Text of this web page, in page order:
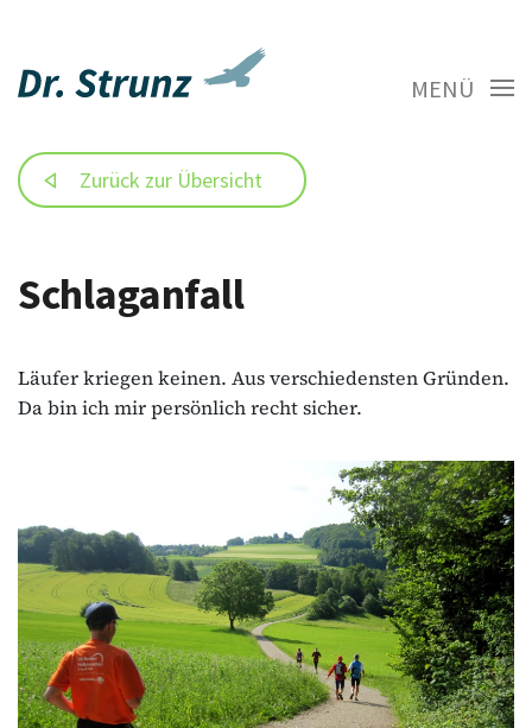
MENÜ
Zurück zur Übersicht
Schlaganfall
Läufer kriegen keinen. Aus verschiedensten Gründen.
Da bin ich mir persönlich recht sicher.